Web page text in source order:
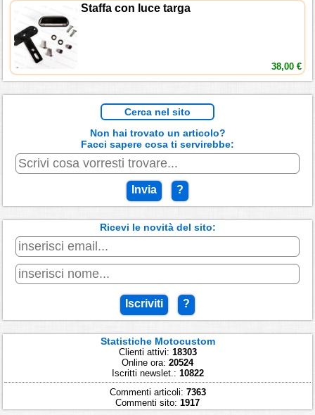
Staffa con luce targa
38,00 €
Cerca nel sito
Non hai trovato un articolo?
Facci sapere cosa ti servirebbe:
Invia ?
Ricevi le novità del sito:
Iscriviti ?
Statistiche Motocustom
Clienti attivi: 18303
Online ora: 20524
Iscritti newslet.: 10822
Commenti articoli: 7363
Commenti sito: 1917